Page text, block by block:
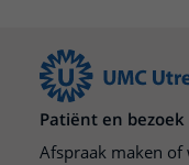
Patiënt en bezoek
Afspraak maken of